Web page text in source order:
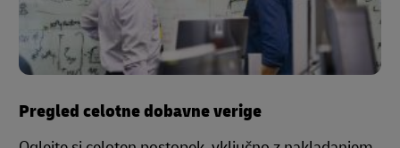
Pregled celotne dobavne verige